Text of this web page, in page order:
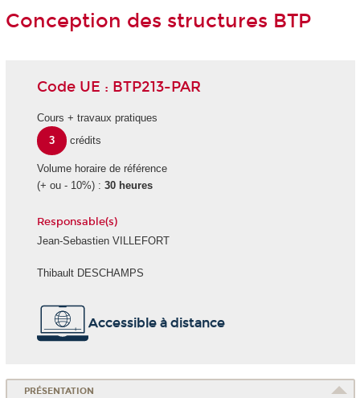
Conception des structures BTP
Code UE : BTP213-PAR
Cours + travaux pratiques
3
crédits
Volume horaire de référence
(+ ou - 10%) : 30 heures
Responsable(s)
Jean-Sebastien VILLEFORT
Thibault DESCHAMPS
Accessible à distance
PRÉSENTATION